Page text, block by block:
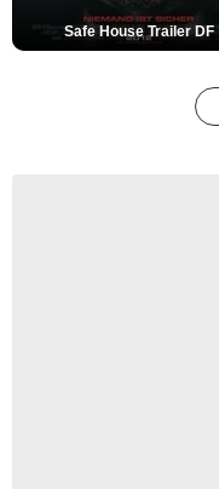
Safe House Trailer DF